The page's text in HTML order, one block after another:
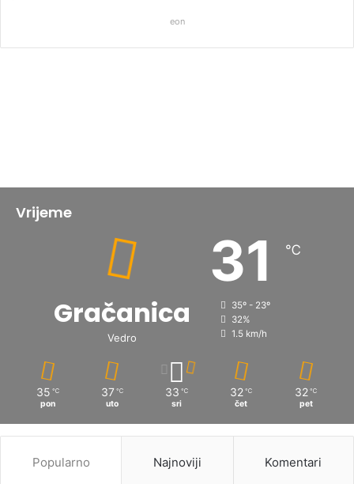
eon
Vrijeme
Gračanica
Vedro
31 ℃
35º - 23º
32%
1.5 km/h
35 ℃
pon
37 ℃
uto
33 ℃
sri
32 ℃
čet
32 ℃
pet
Popularno Najnoviji Komentari